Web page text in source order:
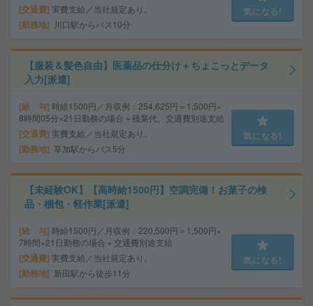
交通費 実費支給／当社規定あり。
勤務地 川口駅からバス10分
気になる!
【服装＆髪色自由】医薬品の仕分け＋ちょこっとデータ
入力[派遣]
給 与 時給1500円／月収例：254,625円＝1,500円×
8時間05分×21日勤務の場合＋残業代、交通費別途支給
交通費 実費支給／当社規定あり。
勤務地 草加駅からバス5分
気になる!
【未経験OK】【高時給1500円】空調完備！お菓子の検
品・梱包・軽作業[派遣]
給 与 時給1500円／月収例：220,500円＝1,500円×
7時間×21日勤務の場合＋交通費別途支給
交通費 実費支給／当社規定あり。
勤務地 新田駅から徒歩11分
気になる!